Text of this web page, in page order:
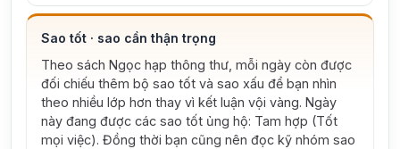
Sao tốt · sao cần thận trọng
Theo sách Ngọc hạp thông thư, mỗi ngày còn được
đối chiếu thêm bộ sao tốt và sao xấu để bạn nhìn
theo nhiều lớp hơn thay vì kết luận vội vàng. Ngày
này đang được các sao tốt ủng hộ: Tam hợp (Tốt
mọi việc). Đồng thời bạn cũng nên đọc kỹ nhóm sao